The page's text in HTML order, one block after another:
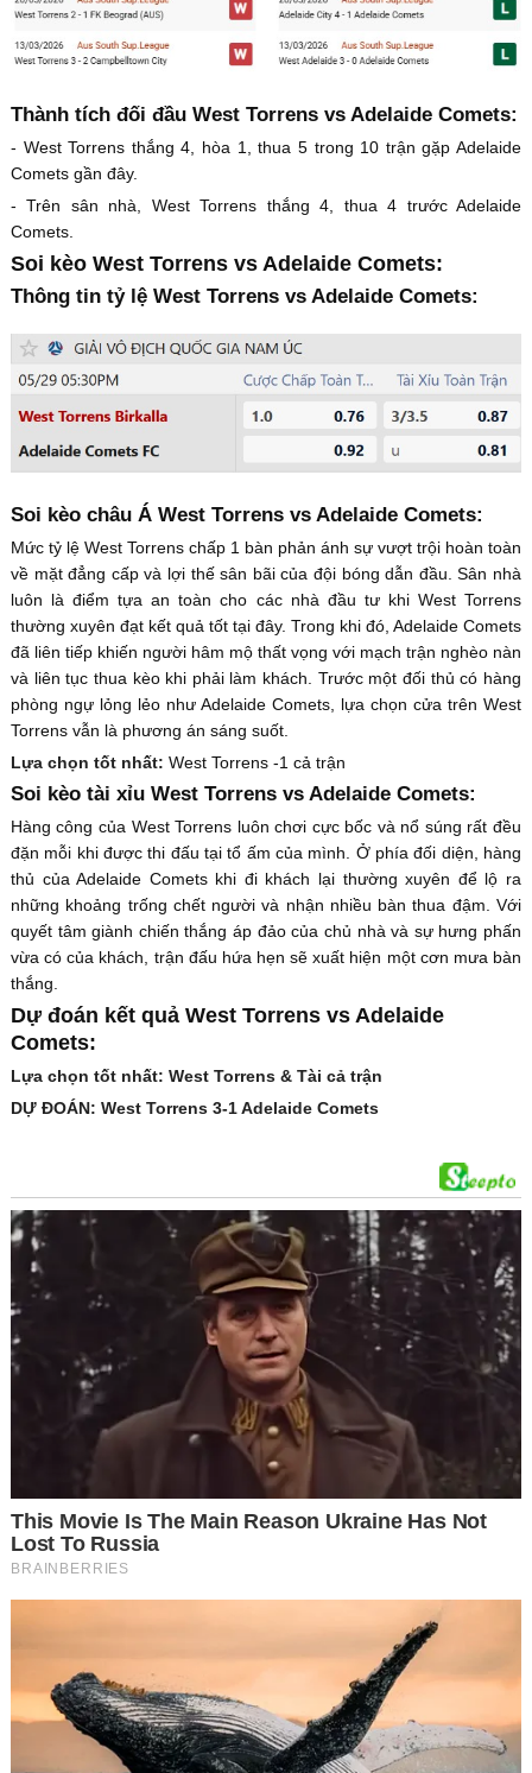
Thành tích đối đầu West Torrens vs Adelaide Comets:
- West Torrens thắng 4, hòa 1, thua 5 trong 10 trận gặp Adelaide
Comets gần đây.
- Trên sân nhà, West Torrens thắng 4, thua 4 trước Adelaide
Comets.
Soi kèo West Torrens vs Adelaide Comets:
Thông tin tỷ lệ West Torrens vs Adelaide Comets:
Soi kèo châu Á West Torrens vs Adelaide Comets:
Mức tỷ lệ West Torrens chấp 1 bàn phản ánh sự vượt trội hoàn toàn
về mặt đẳng cấp và lợi thế sân bãi của đội bóng dẫn đầu. Sân nhà
luôn là điểm tựa an toàn cho các nhà đầu tư khi West Torrens
thường xuyên đạt kết quả tốt tại đây. Trong khi đó, Adelaide Comets
đã liên tiếp khiến người hâm mộ thất vọng với mạch trận nghèo nàn
và liên tục thua kèo khi phải làm khách. Trước một đối thủ có hàng
phòng ngự lỏng lẻo như Adelaide Comets, lựa chọn cửa trên West
Torrens vẫn là phương án sáng suốt.
Lựa chọn tốt nhất: West Torrens -1 cả trận
Soi kèo tài xỉu West Torrens vs Adelaide Comets:
Hàng công của West Torrens luôn chơi cực bốc và nổ súng rất đều
đặn mỗi khi được thi đấu tại tổ ấm của mình. Ở phía đối diện, hàng
thủ của Adelaide Comets khi đi khách lại thường xuyên để lộ ra
những khoảng trống chết người và nhận nhiều bàn thua đậm. Với
quyết tâm giành chiến thắng áp đảo của chủ nhà và sự hưng phấn
vừa có của khách, trận đấu hứa hẹn sẽ xuất hiện một cơn mưa bàn
thắng.
Dự đoán kết quả West Torrens vs Adelaide
Comets:
Lựa chọn tốt nhất: West Torrens & Tài cả trận
DỰ ĐOÁN: West Torrens 3-1 Adelaide Comets